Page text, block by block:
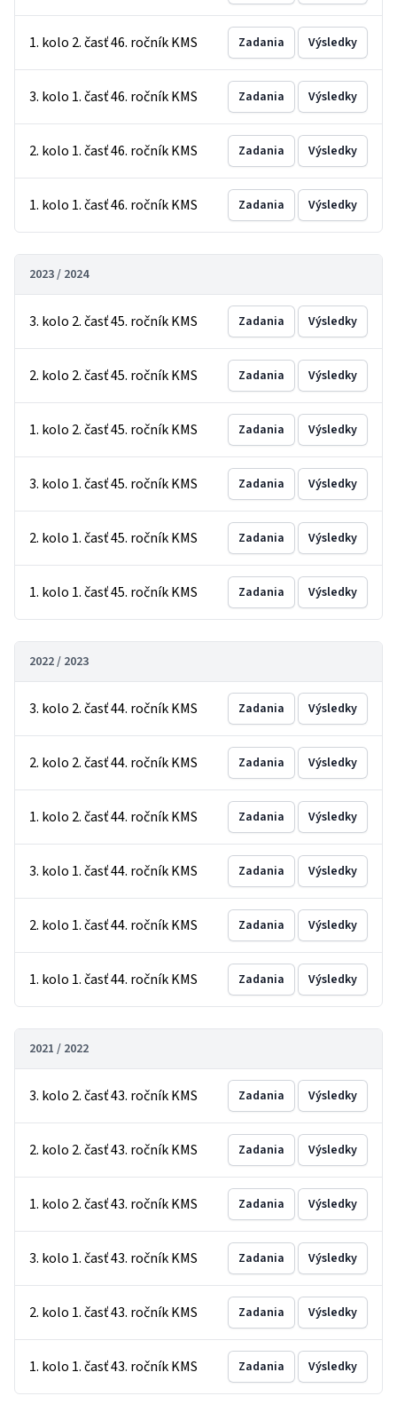
1. kolo 2. časť 46. ročník KMS Zadania Výsledky
3. kolo 1. časť 46. ročník KMS Zadania Výsledky
2. kolo 1. časť 46. ročník KMS Zadania Výsledky
1. kolo 1. časť 46. ročník KMS Zadania Výsledky
2023 / 2024
3. kolo 2. časť 45. ročník KMS Zadania Výsledky
2. kolo 2. časť 45. ročník KMS Zadania Výsledky
1. kolo 2. časť 45. ročník KMS Zadania Výsledky
3. kolo 1. časť 45. ročník KMS Zadania Výsledky
2. kolo 1. časť 45. ročník KMS Zadania Výsledky
1. kolo 1. časť 45. ročník KMS Zadania Výsledky
2022 / 2023
3. kolo 2. časť 44. ročník KMS Zadania Výsledky
2. kolo 2. časť 44. ročník KMS Zadania Výsledky
1. kolo 2. časť 44. ročník KMS Zadania Výsledky
3. kolo 1. časť 44. ročník KMS Zadania Výsledky
2. kolo 1. časť 44. ročník KMS Zadania Výsledky
1. kolo 1. časť 44. ročník KMS Zadania Výsledky
2021 / 2022
3. kolo 2. časť 43. ročník KMS Zadania Výsledky
2. kolo 2. časť 43. ročník KMS Zadania Výsledky
1. kolo 2. časť 43. ročník KMS Zadania Výsledky
3. kolo 1. časť 43. ročník KMS Zadania Výsledky
2. kolo 1. časť 43. ročník KMS Zadania Výsledky
1. kolo 1. časť 43. ročník KMS Zadania Výsledky